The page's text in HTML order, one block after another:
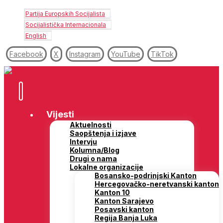
Partija Europskih Socijalista
Socijalistička Internacionala
English
Facebook X Instagram YouTube TikTok
Vijesti
Aktuelnosti
Saopštenja i izjave
Intervju
Kolumna/Blog
Drugi o nama
Lokalne organizacije
Bosansko-podrinjski Kanton
Hercegovačko-neretvanski kanton
Kanton 10
Kanton Sarajevo
Posavski kanton
Regija Banja Luka